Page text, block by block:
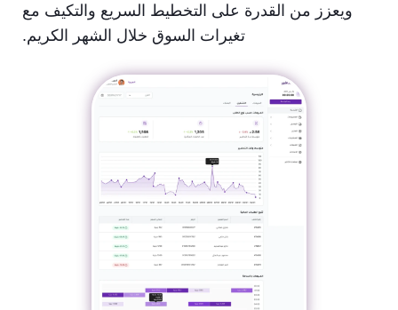
ويعزز من القدرة على التخطيط السريع والتكيف مع
تغيرات السوق خلال الشهر الكريم.